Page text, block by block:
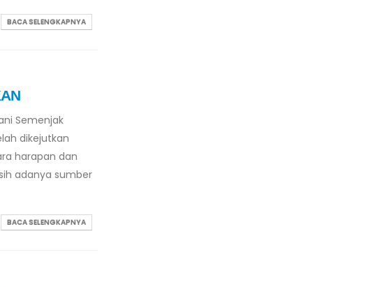
BACA SELENGKAPNYA
Semenjak
dikejutkan
harapan dan
adanya sumber
BACA SELENGKAPNYA